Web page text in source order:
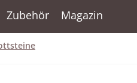
Zubehör Magazin